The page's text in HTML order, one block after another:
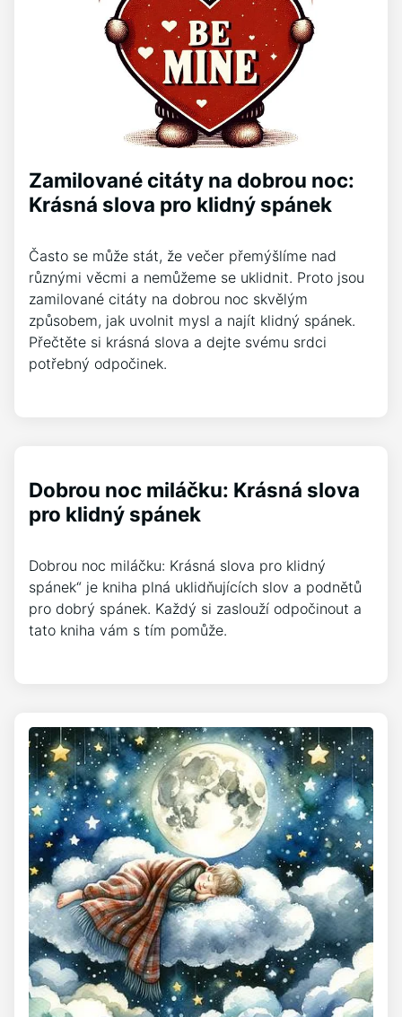
Zamilované citáty na dobrou noc:
Krásná slova pro klidný spánek
Často se může stát, že večer přemýšlíme nad
různými věcmi a nemůžeme se uklidnit. Proto jsou
zamilované citáty na dobrou noc skvělým
způsobem, jak uvolnit mysl a najít klidný spánek.
Přečtěte si krásná slova a dejte svému srdci
potřebný odpočinek.
Dobrou noc miláčku: Krásná slova
pro klidný spánek
Dobrou noc miláčku: Krásná slova pro klidný
spánek“ je kniha plná uklidňujících slov a podnětů
pro dobrý spánek. Každý si zaslouží odpočinout a
tato kniha vám s tím pomůže.